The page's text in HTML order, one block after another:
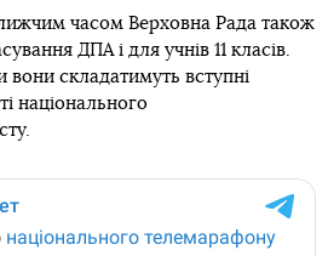
часом Верховна Рада також
ДПА і для учнів 11 класів.
вони складатимуть вступні
національного